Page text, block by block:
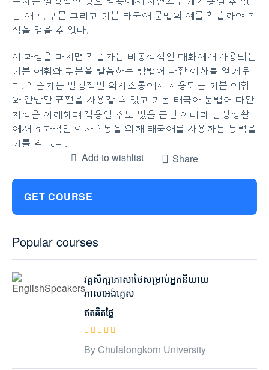
는 어휘, 구문 그리고 기본 태국어 문법의 예를 학습하여 지
식을 얻을 수 있다.
이 과정을 마치면 학습자는 비공식적인 대화에서 사용되는
기본 어휘와 구문을 발음하는 방법에 대한 이해를 얻게 된
다. 학습자는 일상적인 의사소통에서 사용되는 기본 어휘
와 간단한 표현을 사용할 수 있고 기본 태국어 문법에 대한
지식을 이해하며 적용할 수도 있을 뿐만 아니라 일상생활
에서 효과적인 의사소통을 위해 태국어를 사용하는 능력을
기를 수 있다.
Add to wishlist
Share
GET COURSE
Popular courses
វគ្គសិក្សាភាសាថៃសម្រាប់អ្នកនិយាយ
ភាសាអង់គ្លេស
ឥតគិតថ្លៃ
By Chulalongkorn University